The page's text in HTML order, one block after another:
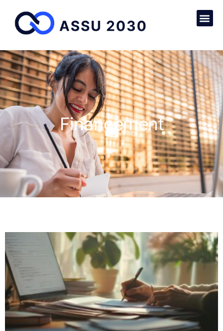
Financement